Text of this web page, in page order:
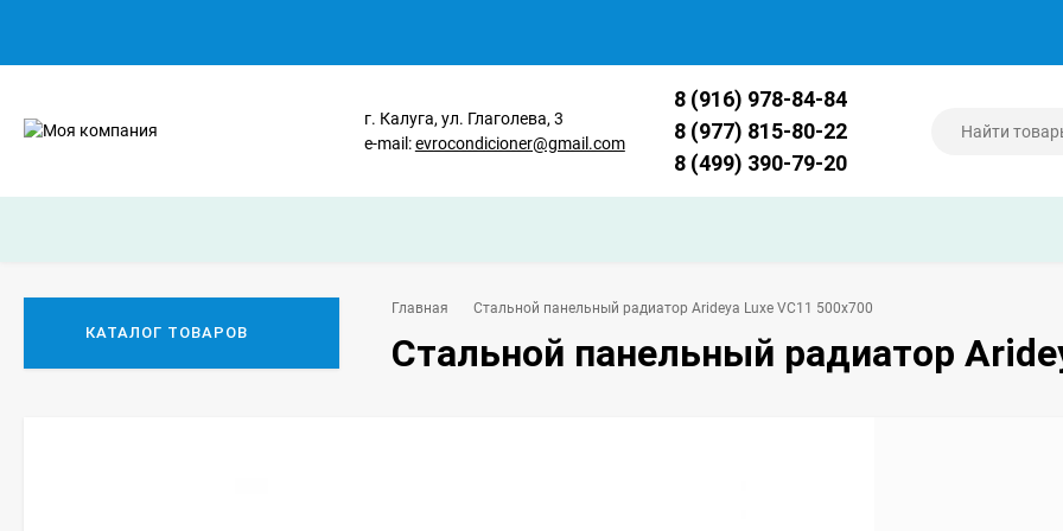
г. Калуга, ул. Глаголева, 3
e-mail:evrocondicioner@gmail.com
8 (916) 978-84-84
8 (977) 815-80-22
8 (499) 390-79-20
КАТАЛОГ ТОВАРОВ
Главная Стальной панельный радиатор Arideya Luxe VC11 500x700
Стальной панельный радиатор